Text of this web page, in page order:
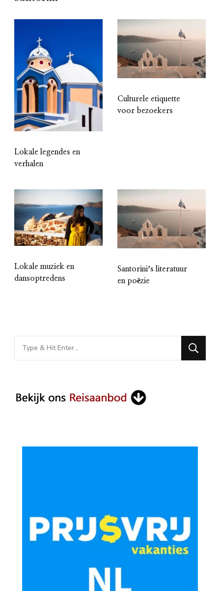
Lokale legendes en
verhalen
Culturele etiquette
voor bezoekers
Lokale muziek en
dansoptredens
Santoriniʼs literatuur
en poëzie
Looking
for